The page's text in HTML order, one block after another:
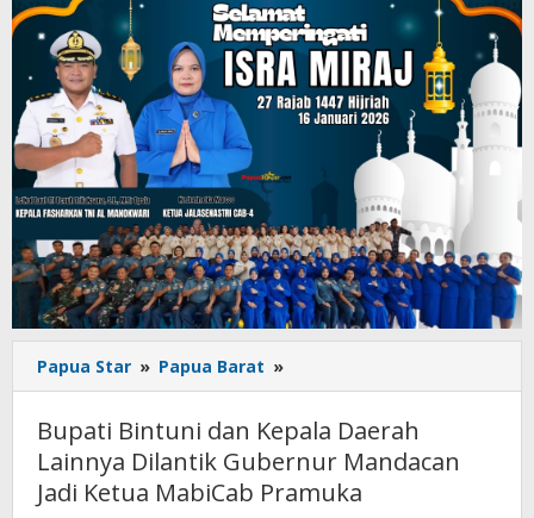
Papua Star » Papua Barat »
Bintuni
Kepala
Daerah
Lainnya
Bupati Bintuni dan Kepala Daerah
Lainnya Dilantik Gubernur Mandacan
Jadi Ketua MabiCab Pramuka